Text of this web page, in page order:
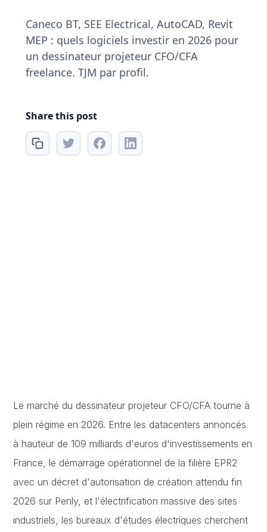
Caneco BT, SEE Electrical, AutoCAD, Revit
MEP : quels logiciels investir en 2026 pour
un dessinateur projeteur CFO/CFA
freelance. TJM par profil.
Share this post
Le marché du dessinateur projeteur CFO/CFA tourne à
plein régime en 2026. Entre les datacenters annoncés
à hauteur de 109 milliards d'euros d'investissements en
France, le démarrage opérationnel de la filière EPR2
avec un décret d'autorisation de création attendu fin
2026 sur Penly, et l'électrification massive des sites
industriels, les bureaux d'études électriques cherchent